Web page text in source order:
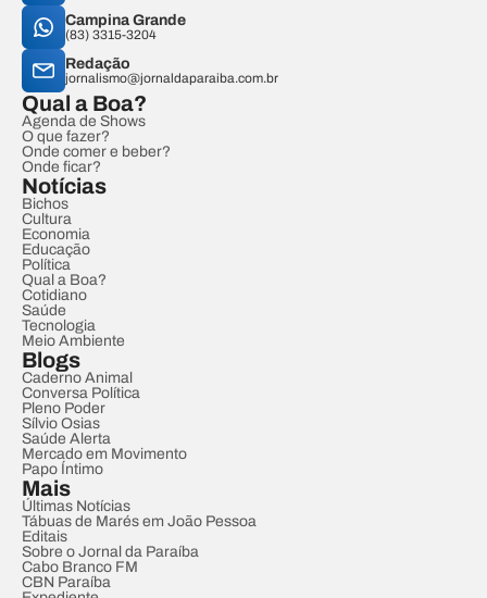
Campina Grande
(83) 3315-3204
Redação
jornalismo@jornaldaparaiba.com.br
Qual a Boa?
Agenda de Shows
O que fazer?
Onde comer e beber?
Onde ficar?
Notícias
Bichos
Cultura
Economia
Educação
Política
Qual a Boa?
Cotidiano
Saúde
Tecnologia
Meio Ambiente
Blogs
Caderno Animal
Conversa Política
Pleno Poder
Sílvio Osias
Saúde Alerta
Mercado em Movimento
Papo Íntimo
Mais
Últimas Notícias
Tábuas de Marés em João Pessoa
Editais
Sobre o Jornal da Paraíba
Cabo Branco FM
CBN Paraíba